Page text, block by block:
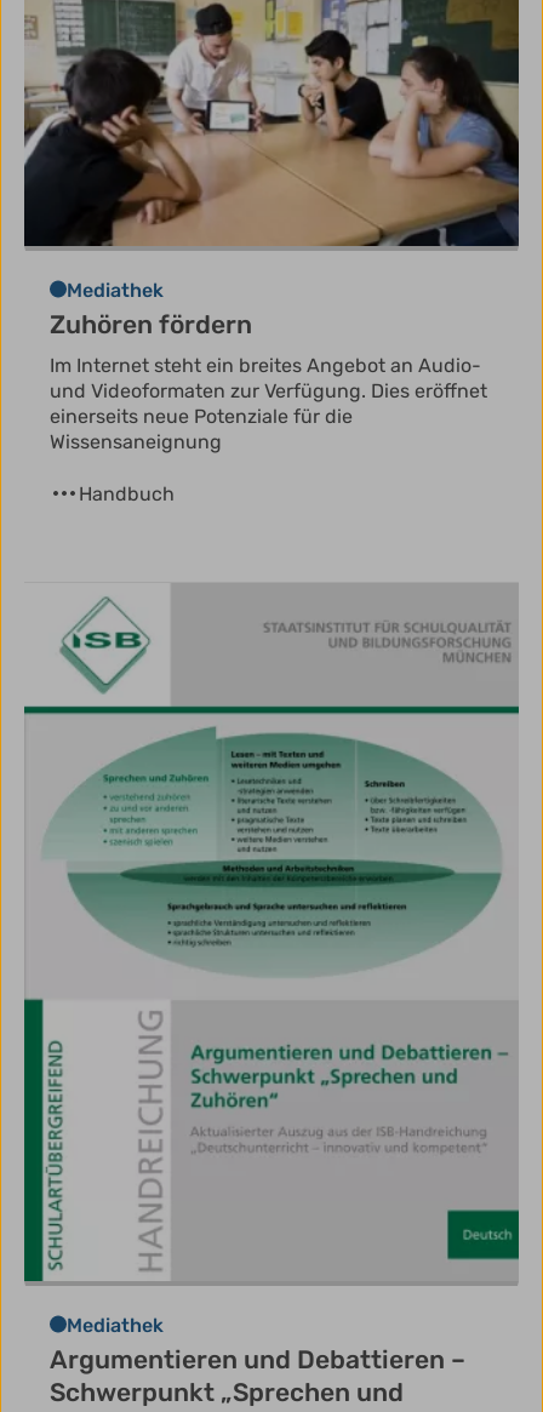
Mediathek
Zuhören fördern
Im Internet steht ein breites Angebot an Audio-
und Videoformaten zur Verfügung. Dies eröffnet
einerseits neue Potenziale für die
Wissensaneignung
Handbuch
Mediathek
Argumentieren und Debattieren –
Schwerpunkt „Sprechen und